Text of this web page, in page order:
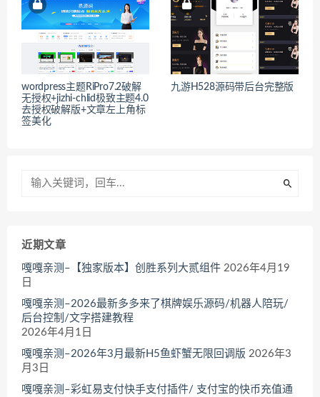
wordpress主题RiPro7.2破解
无授权+jizhi-chlid极致主题4.0
去授权破解版+文章左上角标
签美化
九游H528源码带后台完整版
近期文章
嘎嘎亲测–【独家版本】创胜系列大贰组件 2026年4月19
日
嘎嘎亲测–2026最新多多来了棋牌娱乐源码/机器人陪玩/
后台控制/文字搭建教程
2026年4月1日
嘎嘎亲测–2026年3月最新H5鱼虾蟹无限回调版 2026年3
月3日
嘎嘎亲测–彩虹易支付快手支付插件/ 支付宝的快币充值通